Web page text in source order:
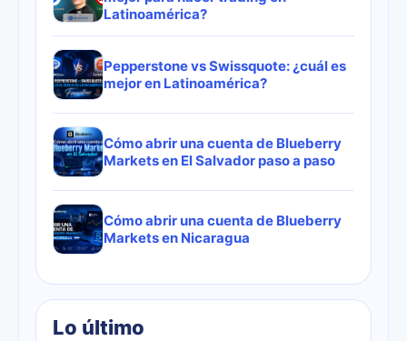
Latinoamérica?
Pepperstone vs Swissquote: ¿cuál es
mejor en Latinoamérica?
Cómo abrir una cuenta de Blueberry
Markets en El Salvador paso a paso
Cómo abrir una cuenta de Blueberry
Markets en Nicaragua
Lo último